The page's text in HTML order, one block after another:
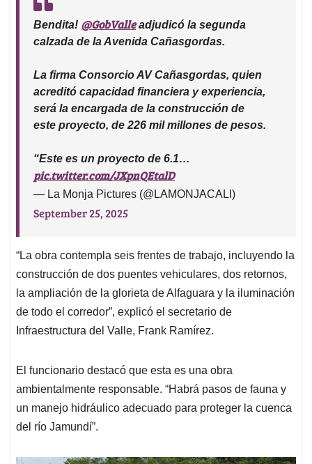
Bendita! @GobValleadjudicó la segunda
calzada de la Avenida Cañasgordas.
La firma Consorcio AV Cañasgordas, quien
acreditó capacidad financiera y experiencia,
será la encargada de la construcción de
este proyecto, de 226 mil millones de pesos.
“Este es un proyecto de 6.1…
pic.twitter.com/JXpnQEtalD
— La Monja Pictures (@LAMONJACALI)
September 25, 2025
“La obra contempla seis frentes de trabajo, incluyendo la
construcción de dos puentes vehiculares, dos retornos,
la ampliación de la glorieta de Alfaguara y la iluminación
de todo el corredor”, explicó el secretario de
Infraestructura del Valle, Frank Ramírez.
El funcionario destacó que esta es una obra
ambientalmente responsable. “Habrá pasos de fauna y
un manejo hidráulico adecuado para proteger la cuenca
del río Jamundí”.